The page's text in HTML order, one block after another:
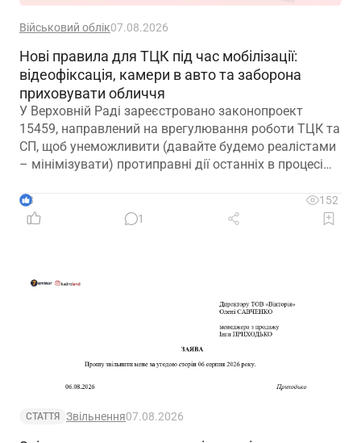
Військовий облік07.08.2026
Нові правила для ТЦК під час мобілізації:
відеофіксація, камери в авто та заборона
приховувати обличчя
У Верховній Раді зареєстровано законопроект
15459, направлений на врегулювання роботи ТЦК та
СП, щоб унеможливити (давайте будемо реалістами
– мінімізувати) протиправні дії останніх в процесі
3
152
1
СТАТТЯ Звільнення07.08.2026